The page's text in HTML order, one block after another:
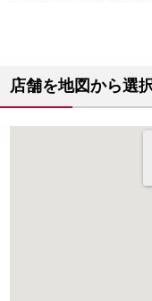
店舗を地図から選